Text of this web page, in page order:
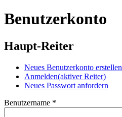
Benutzerkonto
Haupt-Reiter
Neues Benutzerkonto erstellen
Anmelden(aktiver Reiter)
Neues Passwort anfordern
Benutzername *